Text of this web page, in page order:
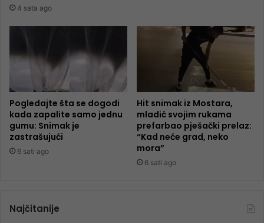
4 sata ago
Pogledajte šta se dogodi
kada zapalite samo jednu
gumu: Snimak je
zastrašujući
6 sati ago
Hit snimak iz Mostara,
mladić svojim rukama
prefarbao pješački prelaz:
“Kad neće grad, neko
mora”
6 sati ago
Najčitanije